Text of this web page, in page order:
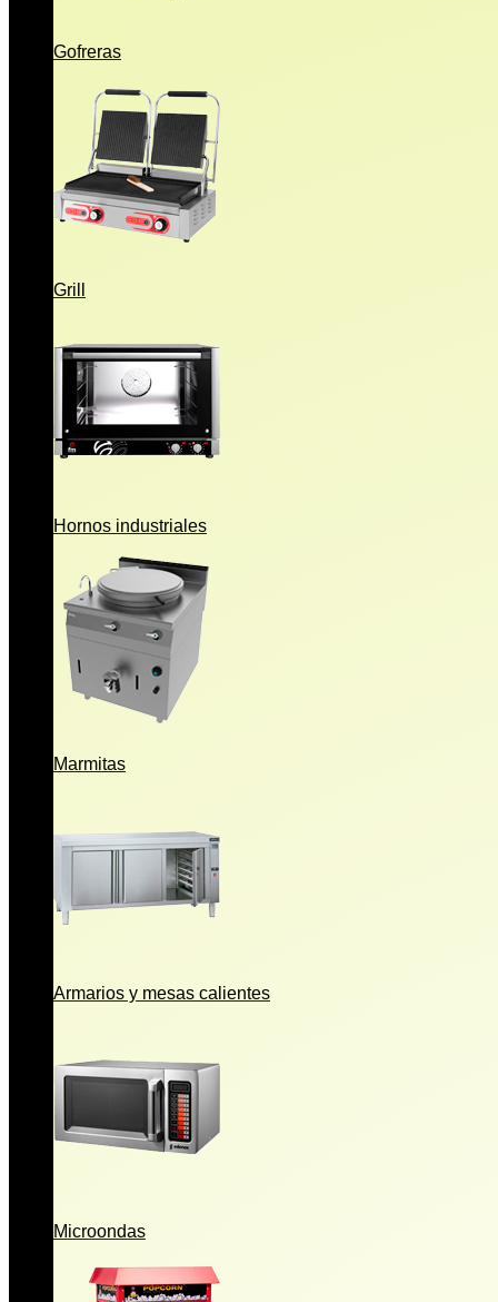
Gofreras
Grill
Hornos industriales
Marmitas
Armarios y mesas calientes
Microondas